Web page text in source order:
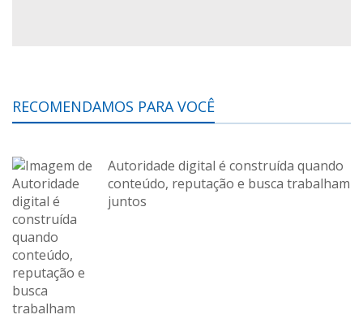
RECOMENDAMOS PARA VOCÊ
Autoridade digital é construída quando
conteúdo, reputação e busca trabalham
juntos